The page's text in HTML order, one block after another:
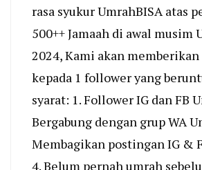
rasa syukur UmrahBISA atas
500++ Jamaah di awal musim
2024, Kami akan
kepada 1 follower yang
syarat: 1. Follower IG dan FB
Bergabung dengan grup WA
Membagikan postingan IG &
4. Belum pernah umrah